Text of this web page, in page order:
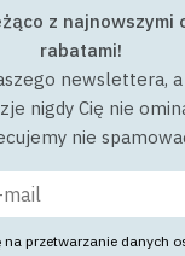
z najnowszymi
rabatami!
newslettera,
nigdy Cię nie
nie
na przetwarzanie danych